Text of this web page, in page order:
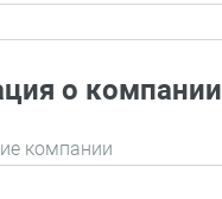
о компании
компании